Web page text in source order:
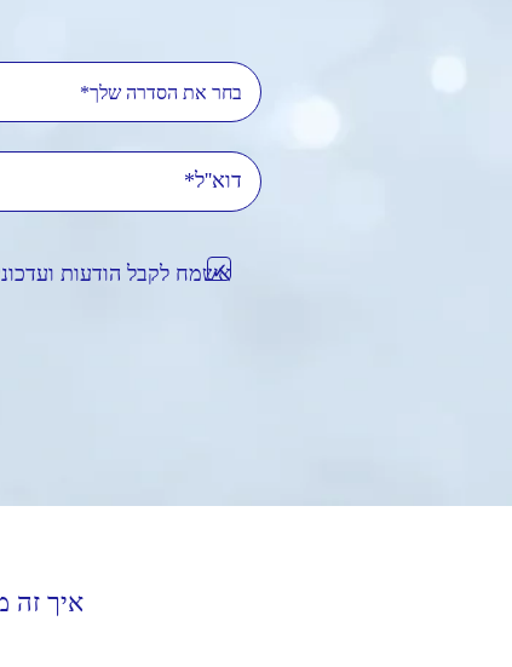
בחר את הסדרה שלך*
אשמח לקבל הודעות
איך זה